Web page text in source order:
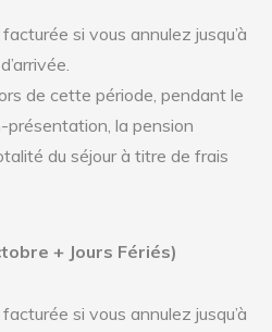
si vous annulez jusqu’à
de cette période, pendant le
présentation, la pension
du séjour à titre de frais
+ Jours Fériés)
si vous annulez jusqu’à